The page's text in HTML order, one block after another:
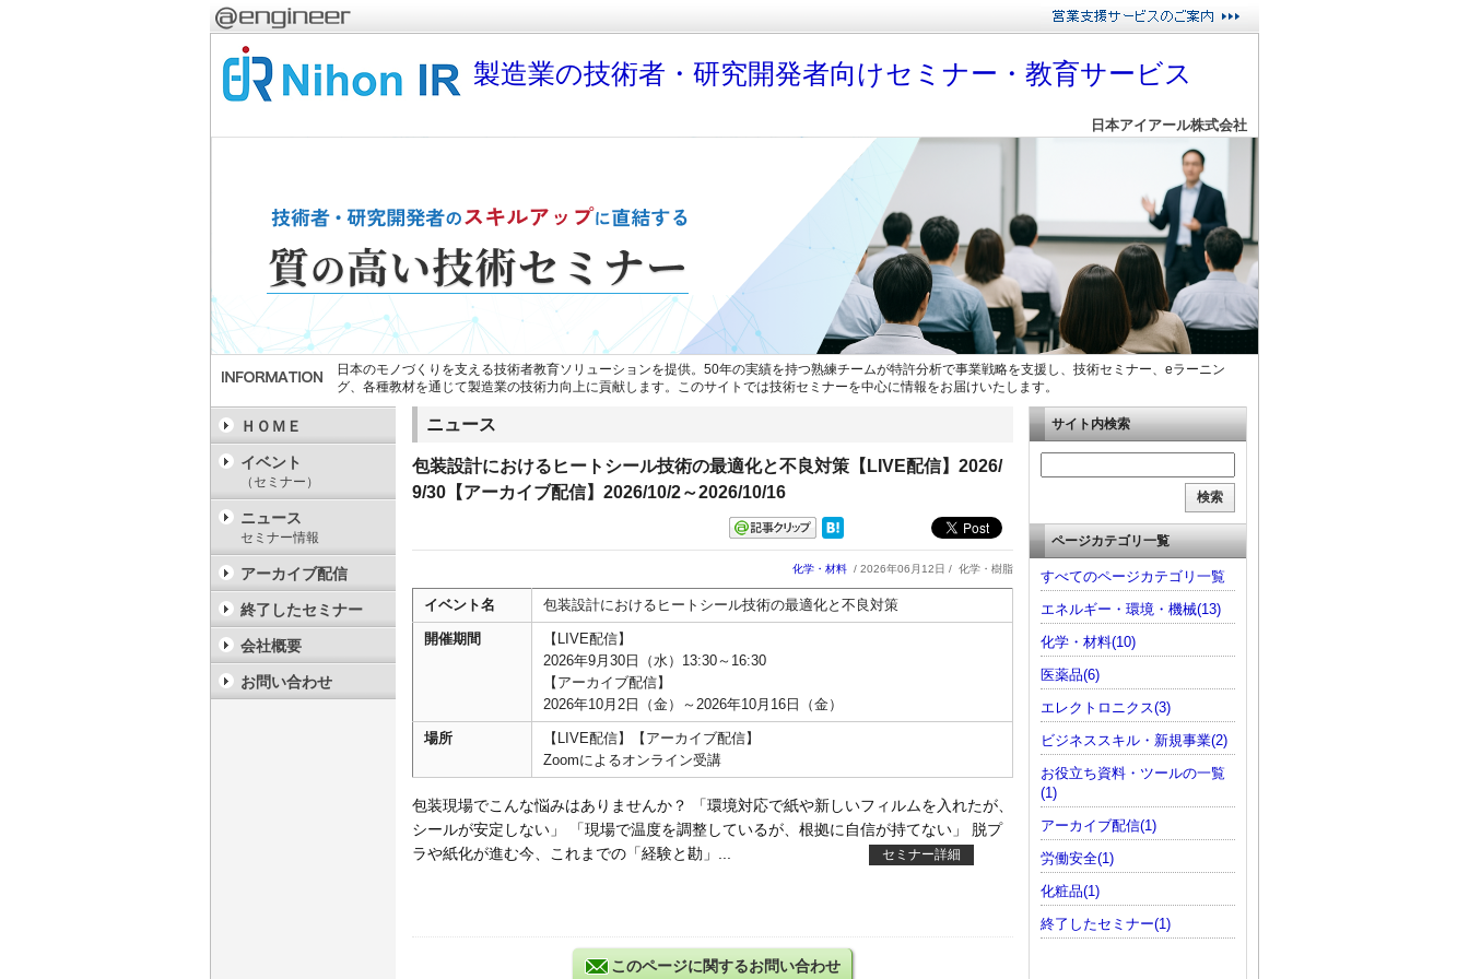
製造業の技術者・研究開発者向けセミナー・教育サービス
日本アイアール株式会社
日本のモノづくりを支える技術者教育ソリューションを提供。50年の実績を持つ熟練チームが特許分析で事業戦略を支援し、技術セミナー、eラーニン
グ、各種教材を通じて製造業の技術力向上に貢献します。このサイトでは技術セミナーを中心に情報をお届けいたします。
ニュース
包装設計におけるヒートシール技術の最適化と不良対策【LIVE配信】2026/
9/30【アーカイブ配信】2026/10/2～2026/10/16
化学・材料 / 2026年06月12日 / 化学・樹脂
イベント名 包装設計におけるヒートシール技術の最適化と不良対策
開催期間
【LIVE配信】
2026年9月30日（水）13:30～16:30
【アーカイブ配信】
2026年10月2日（金）～2026年10月16日（金）
場所
【LIVE配信】【アーカイブ配信】
Zoomによるオンライン受講
包装現場でこんな悩みはありませんか？ 「環境対応で紙や新しいフィルムを入れたが、
シールが安定しない」 「現場で温度を調整しているが、根拠に自信が持てない」 脱プ
ラや紙化が進む今、これまでの「経験と勘」...
セミナー詳細
このページに関するお問い合わせ
ＨＯＭＥ
イベント
（セミナー）
ニュース
セミナー情報
アーカイブ配信
終了したセミナー
会社概要
お問い合わせ
サイト内検索
ページカテゴリ一覧
すべてのページカテゴリ一覧
エネルギー・環境・機械(13)
化学・材料(10)
医薬品(6)
エレクトロニクス(3)
ビジネススキル・新規事業(2)
お役立ち資料・ツールの一覧
(1)
アーカイブ配信(1)
労働安全(1)
化粧品(1)
終了したセミナー(1)